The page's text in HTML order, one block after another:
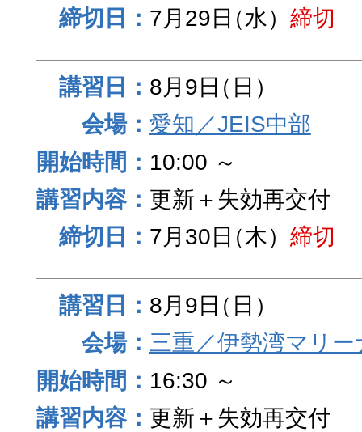
7月29日（水） 締切
8月9日（日）
愛知／JEIS中部
10:00 ～
更新＋失効再交付
7月30日（木） 締切
8月9日（日）
三重／伊勢湾マリー
16:30 ～
更新＋失効再交付